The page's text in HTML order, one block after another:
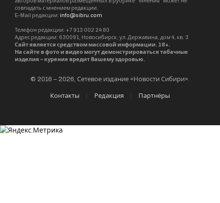
совпадать с мнением редакции.
E-Mail редакции: info@sibru.com
Телефон редакции: +7 913 002 24 80
Адрес редакции: 630091, Новосибирск, ул. Державина, дом 4, кв. 3
Сайт является средством массовой информации. 18+.
На сайте в фото и видео могут демонстрироваться табачные
изделия – курение вредит Вашему здоровью.
© 2016 – 2026, Сетевое издание «Новости Сибири».
Контакты Редакция Партнёры